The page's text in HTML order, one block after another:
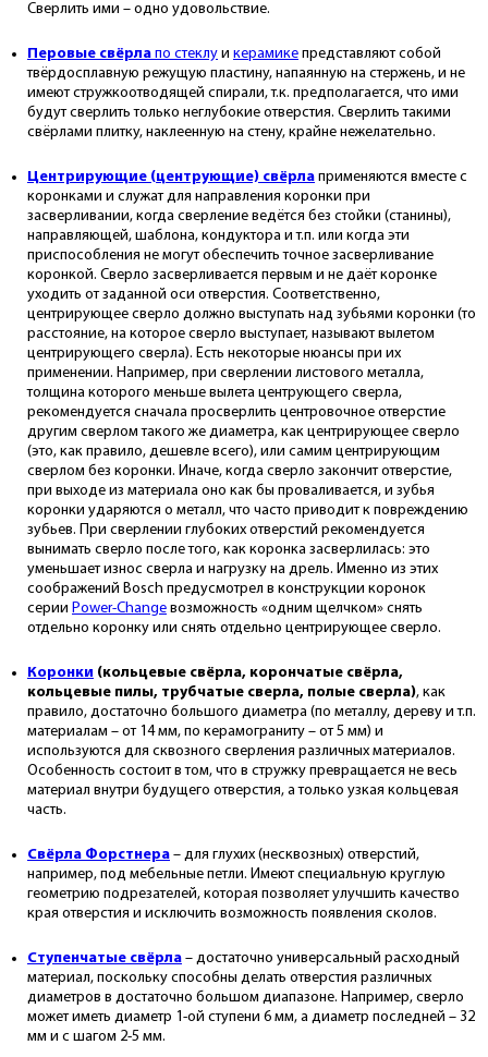
Сверлить ими – одно удовольствие.
Перовые свёрла по стеклу и керамике представляют собой
твёрдосплавную режущую пластину, напаянную на стержень, и не
имеют стружкоотводящей спирали, т.к. предполагается, что ими
будут сверлить только неглубокие отверстия. Сверлить такими
свёрлами плитку, наклеенную на стену, крайне нежелательно.
Центрирующие (центрующие) свёрла применяются вместе с
коронками и служат для направления коронки при
засверливании, когда сверление ведётся без стойки (станины),
направляющей, шаблона, кондуктора и т.п. или когда эти
приспособления не могут обеспечить точное засверливание
коронкой. Сверло засверливается первым и не даёт коронке
уходить от заданной оси отверстия. Соответственно,
центрирующее сверло должно выступать над зубьями коронки (то
расстояние, на которое сверло выступает, называют вылетом
центрирующего сверла). Есть некоторые нюансы при их
применении. Например, при сверлении листового металла,
толщина которого меньше вылета центрующего сверла,
рекомендуется сначала просверлить центровочное отверстие
другим сверлом такого же диаметра, как центрирующее сверло
(это, как правило, дешевле всего), или самим центрирующим
сверлом без коронки. Иначе, когда сверло закончит отверстие,
при выходе из материала оно как бы проваливается, и зубья
коронки ударяются о металл, что часто приводит к повреждению
зубьев. При сверлении глубоких отверстий рекомендуется
вынимать сверло после того, как коронка засверлилась: это
уменьшает износ сверла и нагрузку на дрель. Именно из этих
соображений Bosch предусмотрел в конструкции коронок
серии Power-Change возможность «одним щелчком» снять
отдельно коронку или снять отдельно центрирующее сверло.
Коронки (кольцевые свёрла, корончатые свёрла,
кольцевые пилы, трубчатые сверла, полые сверла), как
правило, достаточно большого диаметра (по металлу, дереву и т.п.
материалам – от 14 мм, по керамограниту – от 5 мм) и
используются для сквозного сверления различных материалов.
Особенность состоит в том, что в стружку превращается не весь
материал внутри будущего отверстия, а только узкая кольцевая
часть.
Свёрла Форстнера – для глухих (несквозных) отверстий,
например, под мебельные петли. Имеют специальную круглую
геометрию подрезателей, которая позволяет улучшить качество
края отверстия и исключить возможность появления сколов.
Ступенчатые свёрла – достаточно универсальный расходный
материал, поскольку способны делать отверстия различных
диаметров в достаточно большом диапазоне. Например, сверло
может иметь диаметр 1-ой ступени 6 мм, а диаметр последней – 32
мм и с шагом 2-5 мм.